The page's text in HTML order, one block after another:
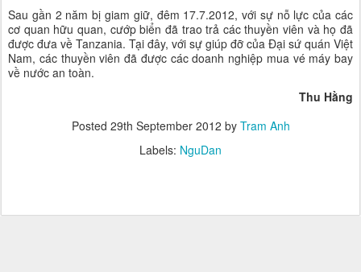
Sau gần 2 năm bị giam giữ, đêm 17.7.2012, với sự nỗ lực của các
cơ quan hữu quan, cướp biển đã trao trả các thuyền viên và họ đã
được đưa về Tanzania. Tại đây, với sự giúp đỡ của Đại sứ quán Việt
Nam, các thuyền viên đã được các doanh nghiệp mua vé máy bay
về nước an toàn.
Thu Hằng
Posted 29th September 2012 by Tram Anh
Labels: NguDan